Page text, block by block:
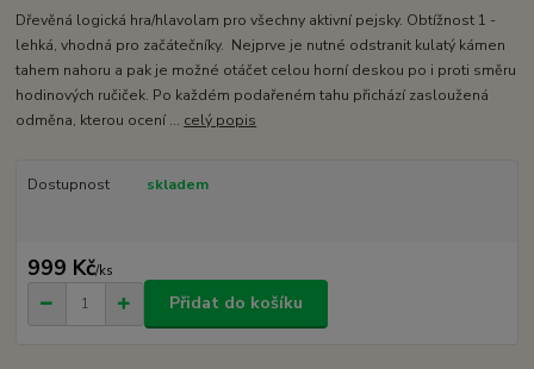
Dřevěná logická hra/hlavolam pro všechny aktivní pejsky. Obtížnost 1 -
lehká, vhodná pro začátečníky. Nejprve je nutné odstranit kulatý kámen
tahem nahoru a pak je možné otáčet celou horní deskou po i proti směru
hodinových ručiček. Po každém podařeném tahu přichází zasloužená
odměna, kterou ocení ... celý popis
Dostupnost skladem
999 Kč/ks
Přidat do košíku